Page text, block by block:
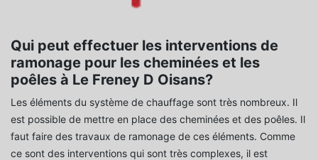
Qui peut effectuer les interventions de
ramonage pour les cheminées et les
poêles à Le Freney D Oisans?
Les éléments du système de chauffage sont très nombreux. Il
est possible de mettre en place des cheminées et des poêles. Il
faut faire des travaux de ramonage de ces éléments. Comme
ce sont des interventions qui sont très complexes, il est